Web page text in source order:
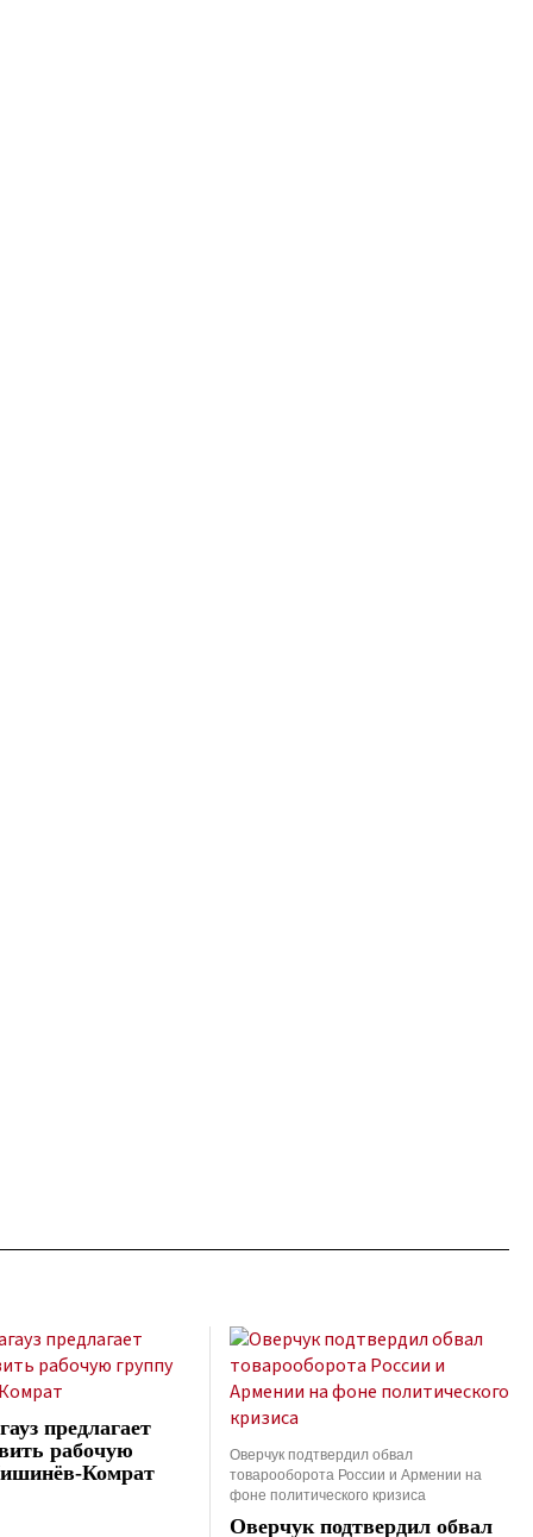
предлагает
рабочую
Комрат
Оверчук подтвердил обвал
товарооборота России и Армении на
фоне политического кризиса
Оверчук подтвердил обвал